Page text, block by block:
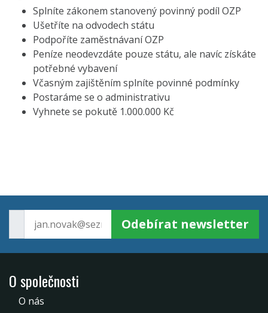
Splníte zákonem stanovený povinný podíl OZP
Ušetříte na odvodech státu
Podpoříte zaměstnávaní OZP
Peníze neodevzdáte pouze státu, ale navíc získáte
potřebné vybavení
Včasným zajištěním splníte povinné podmínky
Postaráme se o administrativu
Vyhnete se pokutě 1.000.000 Kč
Odebírat newsletter
O společnosti
O nás